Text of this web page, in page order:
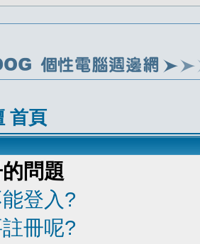
首頁
問題
登入?
冊呢?